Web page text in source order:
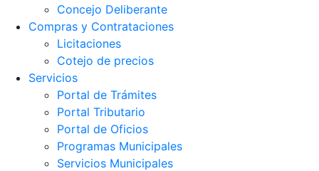
Concejo Deliberante
Compras y Contrataciones
Licitaciones
Cotejo de precios
Servicios
Portal de Trámites
Portal Tributario
Portal de Oficios
Programas Municipales
Servicios Municipales